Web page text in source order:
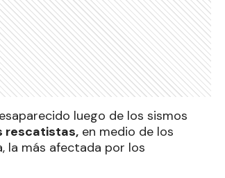
luego de los sismos
rescatistas, en medio de los
la más afectada por los